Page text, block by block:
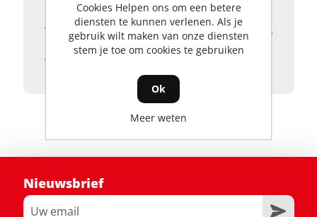
snelle plug-in en out aansluiting gebruiken
voor onze Professional-X gereedschappen,
en via de ADB1000 adapter (meegeleverd)
voor alle andere EGO gereedschappen.
Nieuwsbrief
Cookies Helpen ons om een betere
diensten te kunnen verlenen. Als je
gebruik wilt maken van onze diensten
stem je toe om cookies te gebruiken
Ok
Meer weten